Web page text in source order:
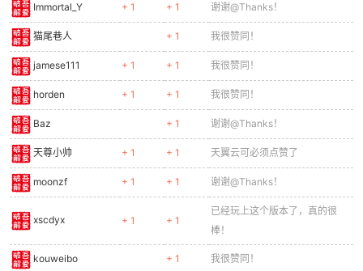
Immortal_Y + 1 + 1 谢谢@Thanks！
猫尾巷人 + 1 我很赞同！
jamese111 + 1 + 1 我很赞同！
horden + 1 + 1 我很赞同！
Baz + 1 谢谢@Thanks！
天尊小帅 + 1 + 1 天翼云可必须点赞了
moonzf + 1 + 1 谢谢@Thanks！
xscdyx + 1 + 1
已经玩上这个版本了，真的很
棒！
kouweibo + 1 我很赞同！